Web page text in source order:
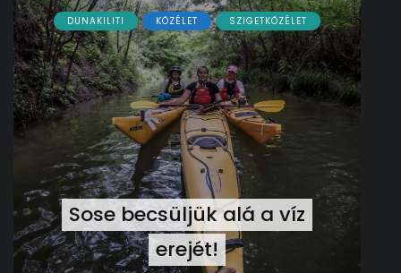
DUNAKILITI KÖZÉLET SZIGETKÖZÉLET
Sose becsüljük alá a víz
erejét!